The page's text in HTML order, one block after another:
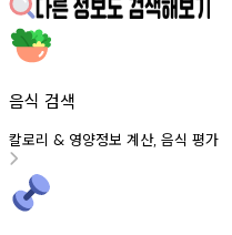
음식 검색
칼로리 & 영양정보 계산, 음식 평가